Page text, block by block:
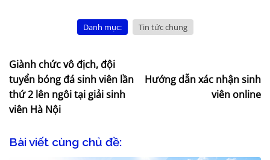
Danh mục: Tin tức chung
Giành chức vô địch, đội
tuyển bóng đá sinh viên lần
thứ 2 lên ngôi tại giải sinh
viên Hà Nội
Hướng dẫn xác nhận sinh
viên online
Bài viết cùng chủ đề: